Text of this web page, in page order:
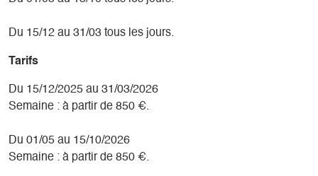
Du 15/12 au 31/03 tous les jours.
Tarifs
Du 15/12/2025 au 31/03/2026
Semaine : à partir de 850 €.
Du 01/05 au 15/10/2026
Semaine : à partir de 850 €.